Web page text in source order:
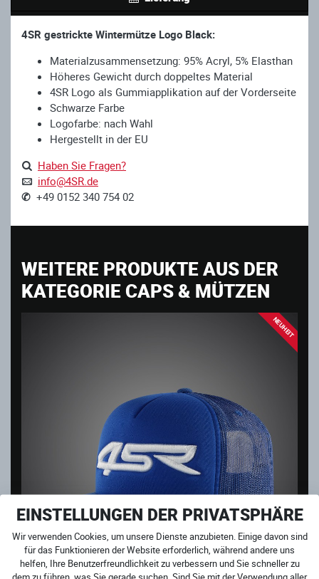
EINSTELLUNGEN DER PRIVATSPHÄRE
Wir verwenden Cookies, um unsere Dienste anzubieten. Einige davon sind
für das Funktionieren der Website erforderlich, während andere uns
helfen, Ihre Benutzerfreundlichkeit zu verbessern und Sie schneller zu
4SR gestrickte Wintermütze Logo Black:
Materialzusammensetzung: 95% Acryl, 5% Elasthan
Höheres Gewicht durch doppeltes Material
4SR Logo als Gummiapplikation auf der Vorderseite
Schwarze Farbe
Logofarbe: nach Wahl
Hergestellt in der EU
Haben Sie Fragen?
info@4SR.de
✆ +49 0152 340 754 02
WEITERE PRODUKTE AUS DER
KATEGORIE CAPS & MÜTZEN
NEUHEIT